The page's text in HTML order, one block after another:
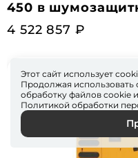
450 в
4 522 857 ₽
Этот сайт использует
Продолжая использовать
обработку файлов cookie
Политикой обработки